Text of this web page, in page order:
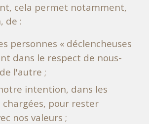
cela permet notamment,
de :
personnes « déclencheuses
dans le respect de nous-
l'autre ;
intention, dans les
pour rester
nos valeurs ;